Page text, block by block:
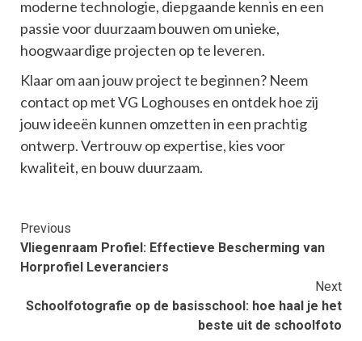
moderne technologie, diepgaande kennis en een
passie voor duurzaam bouwen om unieke,
hoogwaardige projecten op te leveren.
Klaar om aan jouw project te beginnen? Neem
contact op met VG Loghouses en ontdek hoe zij
jouw ideeën kunnen omzetten in een prachtig
ontwerp. Vertrouw op expertise, kies voor
kwaliteit, en bouw duurzaam.
Continue
Reading
Previous
Vliegenraam Profiel: Effectieve Bescherming van
Horprofiel Leveranciers
Next
Schoolfotografie op de basisschool: hoe haal je het
beste uit de schoolfoto